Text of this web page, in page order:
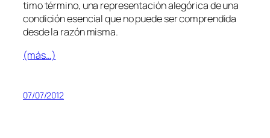
ti­mo tér­mino, una re­pre­sen­ta­ción ale­gó­ri­ca de una
con­di­ción esen­cial que no pue­de ser com­pren­di­da
des­de la ra­zón misma.
(más…)
07/07/2012